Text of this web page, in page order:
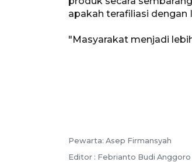
apakah terafiliasi dengan
"Masyarakat menjadi
Pewarta: Asep Firmansyah
Editor : Febrianto Budi Anggoro